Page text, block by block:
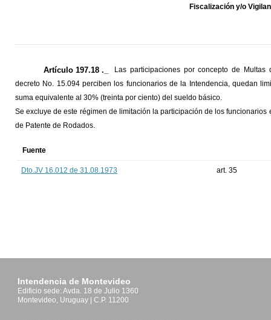
Fiscalización y/o
Artículo 197.18 ._
Las participaciones por concepto de
decreto No. 15.094 perciben los funcionarios de la Intendencia, quedan
suma equivalente al 30% (treinta por ciento) del sueldo básico.
Se excluye de este régimen de limitación la participación de los
de Patente de Rodados.
Fuente
Dto.JV 16.012 de 31.08.1973 art. 35
Intendencia de Montevideo
Edificio sede: Avda. 18 de Julio 1360
Montevideo, Uruguay | C.P. 11200